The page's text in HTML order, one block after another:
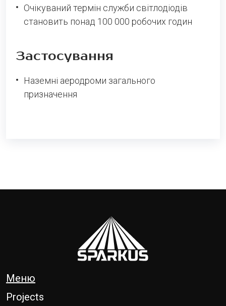
Очікуваний термін служби світлодіодів
становить понад 100 000 робочих годин
Застосування
Наземні аеродроми загального
призначення
Меню
Projects